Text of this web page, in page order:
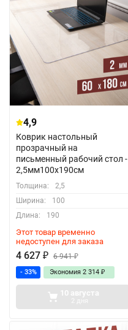
4,9
Коврик настольный
прозрачный на
письменный рабочий стол -
2,5мм100x190см
Толщина:
2,5
Ширина:
100
Длина:
190
Этот товар временно
недоступен для заказа
4 627 ₽ 6 941₽
- 33% Экономия 2 314 ₽
10 августа